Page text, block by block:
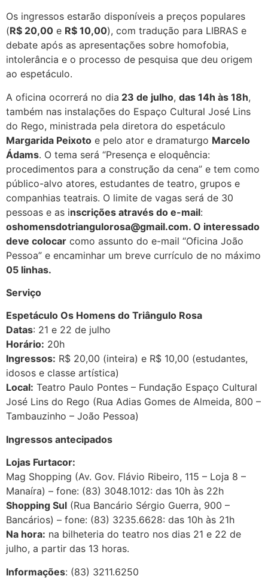
Os ingressos estarão disponíveis a preços populares
(R$ 20,00 e R$ 10,00), com tradução para LIBRAS e
debate após as apresentações sobre homofobia,
intolerância e o processo de pesquisa que deu origem
ao espetáculo.
A oficina ocorrerá no dia 23 de julho, das 14h às 18h,
também nas instalações do Espaço Cultural José Lins
do Rego, ministrada pela diretora do espetáculo
Margarida Peixoto e pelo ator e dramaturgo Marcelo
Ádams. O tema será “Presença e eloquência:
procedimentos para a construção da cena” e tem como
público-alvo atores, estudantes de teatro, grupos e
companhias teatrais. O limite de vagas será de 30
pessoas e as inscrições através do e-mail:
oshomensdotriangulorosa@gmail.com. O interessado
deve colocar como assunto do e-mail “Oficina João
Pessoa” e encaminhar um breve currículo de no máximo
05 linhas.
Serviço
Espetáculo Os Homens do Triângulo Rosa
Datas: 21 e 22 de julho
Horário: 20h
Ingressos: R$ 20,00 (inteira) e R$ 10,00 (estudantes,
idosos e classe artística)
Local: Teatro Paulo Pontes – Fundação Espaço Cultural
José Lins do Rego (Rua Adias Gomes de Almeida, 800 –
Tambauzinho – João Pessoa)
Ingressos antecipados
Lojas Furtacor:
Mag Shopping (Av. Gov. Flávio Ribeiro, 115 – Loja 8 –
Manaíra) – fone: (83) 3048.1012: das 10h às 22h
Shopping Sul (Rua Bancário Sérgio Guerra, 900 –
Bancários) – fone: (83) 3235.6628: das 10h às 21h
Na hora: na bilheteria do teatro nos dias 21 e 22 de
julho, a partir das 13 horas.
Informações: (83) 3211.6250